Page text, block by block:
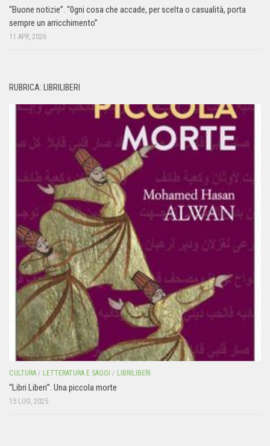
“Buone notizie”. “0gni cosa che accade, per scelta o casualità, porta
sempre un arricchimento”
11 APR, 2026
RUBRICA: LIBRILIBERI
CULTURA / LETTERATURA E SAGGI / LIBRILIBERI
“Libri Liberi”. Una piccola morte
15 LUG, 2025